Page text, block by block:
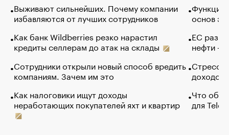
Выживают сильнейших. Почему компании
избавляются от лучших сотрудников
Как банк Wildberries резко нарастил
кредиты селлерам до атак на склады
Сотрудники открыли новый способ вредить
компаниям. Зачем им это
Как налоговики ищут доходы
неработающих покупателей яхт и квартир
Функции
основ
ЕС
нефти —
Стресс
доходов
Что
для